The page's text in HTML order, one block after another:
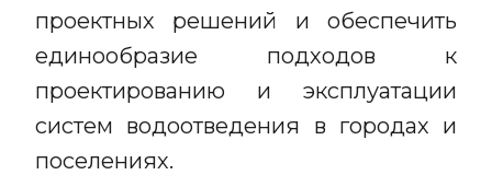
проектных решений и обеспечить
единообразие подходов к
проектированию и эксплуатации
систем водоотведения в городах и
поселениях.